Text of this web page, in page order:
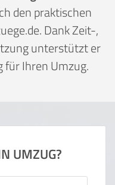
den praktischen
Dank Zeit-,
unterstützt er
für Ihren Umzug.
UMZUG?